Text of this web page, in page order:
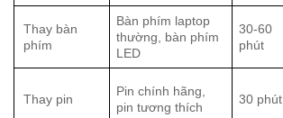
Thay bàn
phím
Bàn phím laptop
thường, bàn phím
LED
30-60
phút
Thay pin
Pin chính hãng,
pin tương thích
30 phút